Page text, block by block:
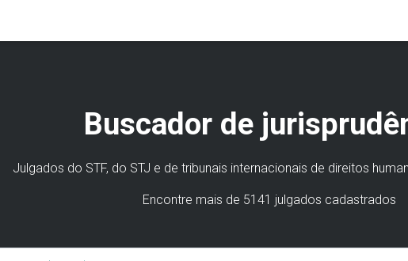
Buscador de
Julgados do STF, do STJ e de tribunais internacionais de direitos
Encontre mais de 5141 julgados cadastrados